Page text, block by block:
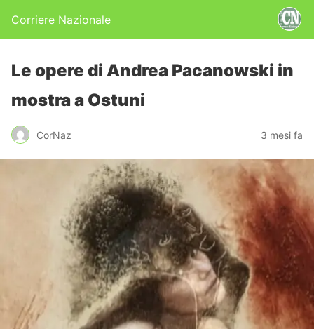
Corriere Nazionale
Le opere di Andrea Pacanowski in
mostra a Ostuni
CorNaz 3 mesi fa